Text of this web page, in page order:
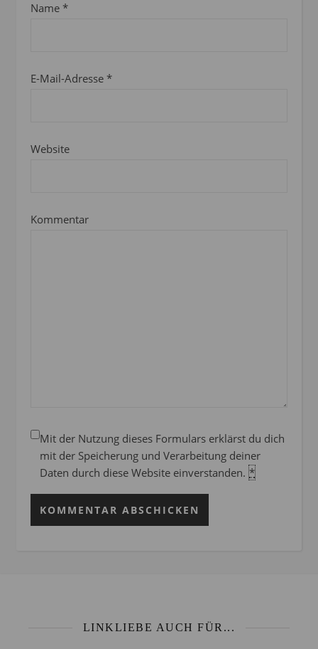
Name *
E-Mail-Adresse *
Website
Kommentar
Mit der Nutzung dieses Formulars erklärst du dich
mit der Speicherung und Verarbeitung deiner
Daten durch diese Website einverstanden. *
LINKLIEBE AUCH FÜR...